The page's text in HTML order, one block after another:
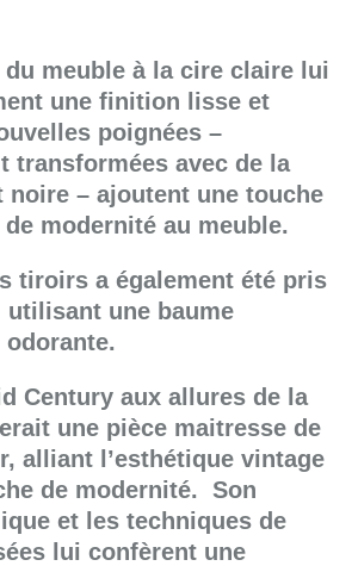
meuble à la cire claire lui
une finition lisse et
poignées –
transformées avec de la
noire – ajoutent une touche
de modernité au meuble.
tiroirs a également été pris
utilisant une baume
Century aux allures de la
une pièce maitresse de
alliant l’esthétique vintage
de modernité. Son
et les techniques de
lui confèrent une